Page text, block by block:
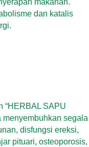
makanan.
dan katalis
“HERBAL SAPU
menyembuhkan segala
disfungsi ereksi,
pituari, osteoporosis,